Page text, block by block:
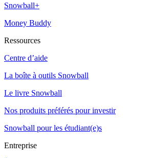
Snowball+
Money Buddy
Ressources
Centre d’aide
La boîte à outils Snowball
Le livre Snowball
Nos produits préférés pour investir
Snowball pour les étudiant(e)s
Entreprise